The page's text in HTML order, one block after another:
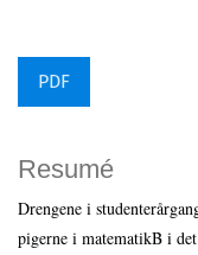
PDF
Resumé
Drengene i
pigerne i matematikB i